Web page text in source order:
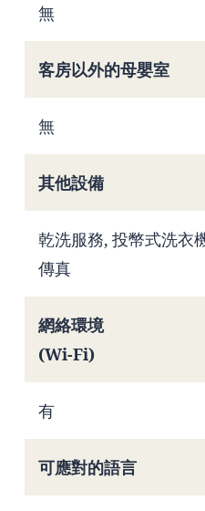
無
客房以外的母嬰室
無
其他設備
乾洗服務, 投幣式洗衣
傳真
網絡環境
(Wi-Fi)
有
可應對的語言